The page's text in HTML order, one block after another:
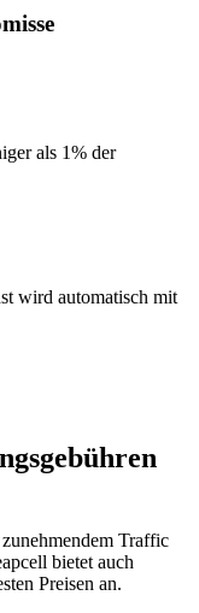
als 1% der
wird automatisch mit
Traffic
bietet auch
Preisen an.